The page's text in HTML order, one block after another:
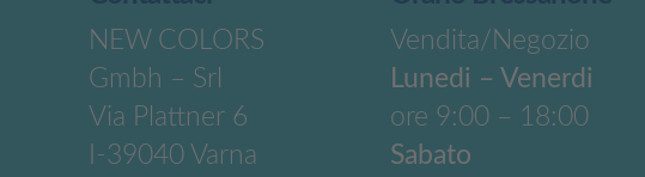
NEW COLORS
Gmbh – Srl
Via Plattner 6
I-39040 Varna
Vendita/Negozio
Lunedi – Venerdi
ore 9:00 – 18:00
Sabato